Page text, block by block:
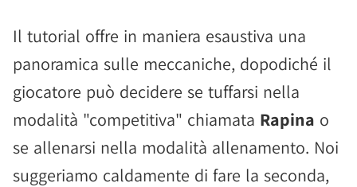
Il tutorial offre in maniera esaustiva una
panoramica sulle meccaniche, dopodiché il
giocatore può decidere se tuffarsi nella
modalità "competitiva" chiamata Rapina o
se allenarsi nella modalità allenamento. Noi
suggeriamo caldamente di fare la seconda,